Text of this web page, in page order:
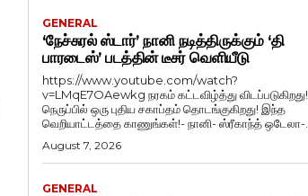
GENERAL
‘நேச்சுரல் ஸ்டார்’ நானி நடித்திருக்கும் ‘தி
பாரடைஸ்’ படத்தின் டீசர் வெளியீடு
https://www.youtube.com/watch?
v=LMqE7OAewkg நரகம் கட்டவிழ்த்து விடப்படுகிறது!
நெருப்பில் ஒரு புதிய சகாப்தம் தொடங்குகிறது! இந்த
வெறியாட்டத்தை காணுங்கள்!- நானி- ஸ்ரீகாந்த் ஒடேலா-...
August 7, 2026
GENERAL